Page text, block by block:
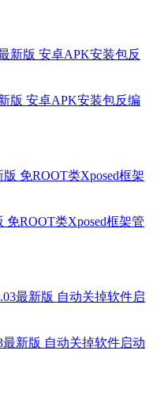
版 安卓APK安装包反编
免ROOT类Xposed框架管
最新版 自动关掉软件启动